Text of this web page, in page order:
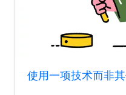
使用一项技术而非